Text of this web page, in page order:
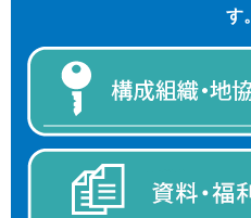
す。